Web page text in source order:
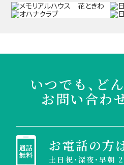
いつでも、ど
お問い合わ
お電話の方
土日祝・深夜・早朝